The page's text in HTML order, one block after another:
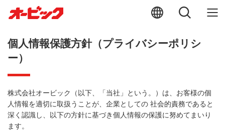
個人情報保護方針（プライバシーポリシ
ー）
株式会社オービック（以下、「当社」という。）は、お客様の個
人情報を適切に取扱うことが、企業としての 社会的責務であると
深く認識し、以下の方針に基づき個人情報の保護に努めてまいり
ます。